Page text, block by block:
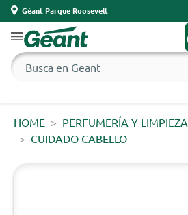
Géant Parque Roosevelt
HOME PERFUMERÍA Y LIMPIEZA
CUIDADO CABELLO